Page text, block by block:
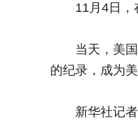
11月4日，在
当天，美国国
的纪录，成为
新华社记者